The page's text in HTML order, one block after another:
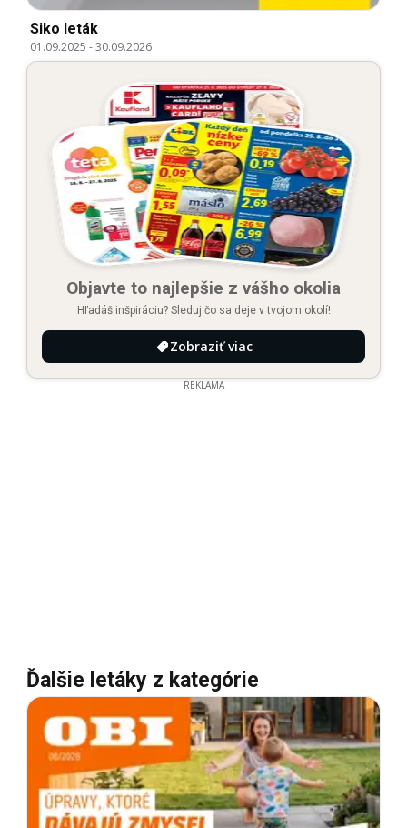
Siko leták
01.09.2025 -30.09.2026
Objavte to najlepšie z vášho okolia
Hľadáš inšpiráciu? Sleduj čo sa deje v tvojom okolí!
Zobraziť viac
REKLAMA
Ďalšie letáky z kategórie